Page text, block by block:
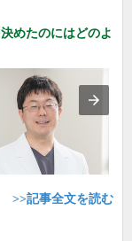
めたのにはどのよ
>>記事全文を読む